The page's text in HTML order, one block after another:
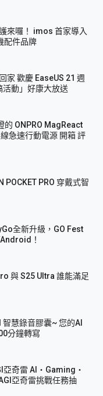
來囉！ imos 首家導入
配件品牌
家 歡慶 EaseUS 21 週
動」好康大放送
的 ONPRO MagReact
急速行動電源 開箱 評
POCKET PRO 穿戴式智
全新升級，GO Fest
！
與 S25 Ultra 誰能滿足
慧錄音膠囊~ 您的AI
分鐘轉寫
亞奇雷 AI・Gaming・
亞奇雷挑戰任務抽